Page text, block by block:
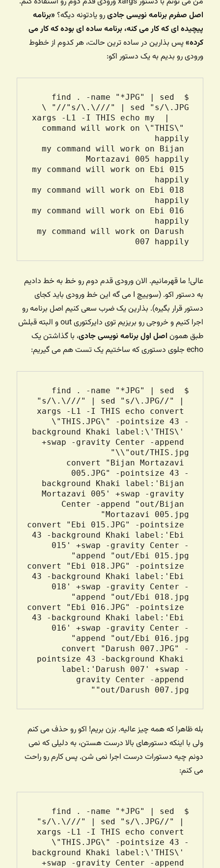
اصل صفرم برنامه نویسی جادیرو یادتونه دیگه؟ «برنامه
پیچیده ای که کار می کنه، برنامه ساده ای بوده که کار می
کرده»پس بذارین در ساده ترین حالت، هر کدوم از خطوط
ورودی رو بدیم به یک دستور اکو:
$ find . -name "*JPG" | sed
    | xargs -L1 -I THIS echo my
command will work on \"THIS\"
my command will work on Bijan
my command will work on Ebi 015
my command will work on Ebi 018
my command will work on Ebi 016
my command will work on Darush
007 happily
عالی! ما قهرمانیم. الان ورودی قدم دوم رو خط به خط دادیم
به دستور اکو. (سوییچ I می گه این خط ورودی باید کجای
دستور قرار بگیره). بذارین یک ضرب سعی کنیم اصل برنامه رو
اجرا کنیم و خروجی رو بریزیم توی دایرکتوری out و البته قبلش
طبق همون اصل اول برنامه نویسی جادی، با گذاشتن یک
echo جلوی دستوری که ساختیم یک تست هم می گیریم:
$ find . -name "*JPG" | sed
"s/\.\///" | sed "s/\.JPG//" |
xargs -L1 -I THIS echo convert
\"THIS.JPG\" -pointsize 43 -
background Khaki label:\'THIS\'
+swap -gravity Center -append
convert "Bijan Mortazavi
005.JPG" -pointsize 43 -
background Khaki label:'Bijan
Mortazavi 005' +swap -gravity
Center -append "out/Bijan
convert "Ebi 015.JPG" -pointsize
43 -background Khaki label:'Ebi
015' +swap -gravity Center -
convert "Ebi 018.JPG" -pointsize
43 -background Khaki label:'Ebi
018' +swap -gravity Center -
convert "Ebi 016.JPG" -pointsize
43 -background Khaki label:'Ebi
016' +swap -gravity Center -
convert "Darush 007.JPG" -
pointsize 43 -background Khaki
label:'Darush 007' +swap -
gravity Center -append
"out/Darush 007.jpg"
بله ظاهرا که همه چیز عالیه. بزن بریم! اکو رو حذف می کنم
ولی با اینکه دستورهای بالا درست هستن، به دلیلی که نمی
دونم چیه دستورات درست اجرا نمی شن. پس کارم رو راحت
می کنم:
$ find . -name "*JPG" | sed
"s/\.\///" | sed "s/\.JPG//" |
xargs -L1 -I THIS echo convert
\"THIS.JPG\" -pointsize 43 -
background Khaki label:\'THIS\'
+swap -gravity Center -append